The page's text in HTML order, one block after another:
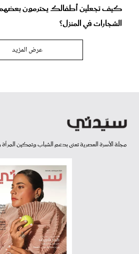
كيف تجعلين أطفالك يحترمون
الشجارات في المنزل؟
عرض المزيد
مجلة الأسرة العصرية تعنى بدعم الشباب وتمكين